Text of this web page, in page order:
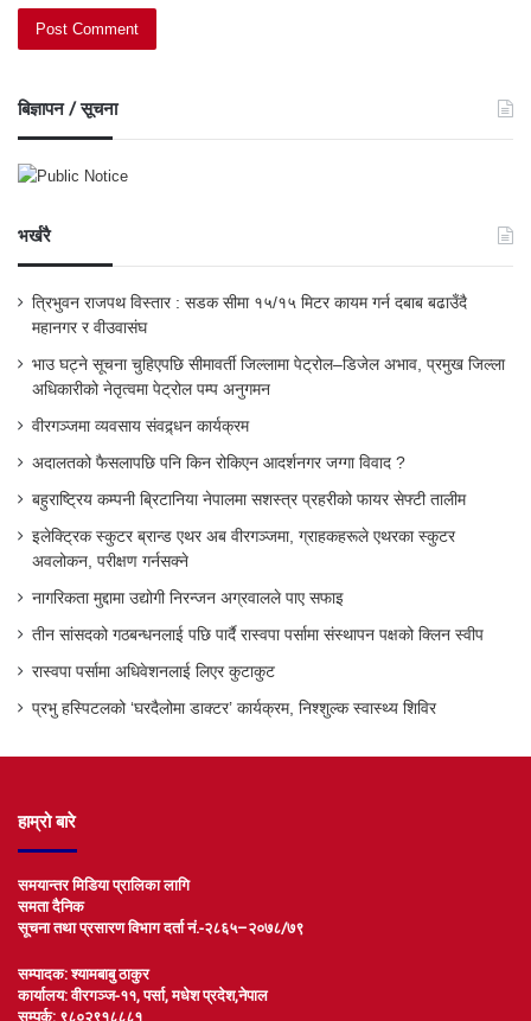
बिज्ञापन / सूचना
भर्खरै
त्रिभुवन राजपथ विस्तार : सडक सीमा १५/१५ मिटर कायम गर्न दबाब बढाउँदै
महानगर र वीउवासंघ
भाउ घट्ने सूचना चुहिएपछि सीमावर्ती जिल्लामा पेट्रोल–डिजेल अभाव, प्रमुख जिल्ला
अधिकारीको नेतृत्वमा पेट्रोल पम्प अनुगमन
वीरगञ्जमा व्यवसाय संवद्र्धन कार्यक्रम
अदालतको फैसलापछि पनि किन रोकिएन आदर्शनगर जग्गा विवाद ?
बहुराष्ट्रिय कम्पनी ब्रिटानिया नेपालमा सशस्त्र प्रहरीको फायर सेफ्टी तालीम
इलेक्ट्रिक स्कुटर ब्रान्ड एथर अब वीरगञ्जमा, ग्राहकहरूले एथरका स्कुटर
अवलोकन, परीक्षण गर्नसक्ने
नागरिकता मुद्दामा उद्योगी निरन्जन अग्रवालले पाए सफाइ
तीन सांसदको गठबन्धनलाई पछि पार्दै रास्वपा पर्सामा संस्थापन पक्षको क्लिन स्वीप
रास्वपा पर्सामा अधिवेशनलाई लिएर कुटाकुट
प्रभु हस्पिटलको ‘घरदैलोमा डाक्टर’ कार्यक्रम, निश्शुल्क स्वास्थ्य शिविर
हाम्रो बारे
समयान्तर मिडिया प्रालिका लागि
समता दैनिक
सूचना तथा प्रसारण विभाग दर्ता नं.-२८६५–२०७८/७९
सम्पादक: श्यामबाबु ठाकुर
कार्यालय: वीरगञ्ज-११, पर्सा, मधेश प्रदेश,नेपाल
सम्पर्क: ९८०२९१८८८१